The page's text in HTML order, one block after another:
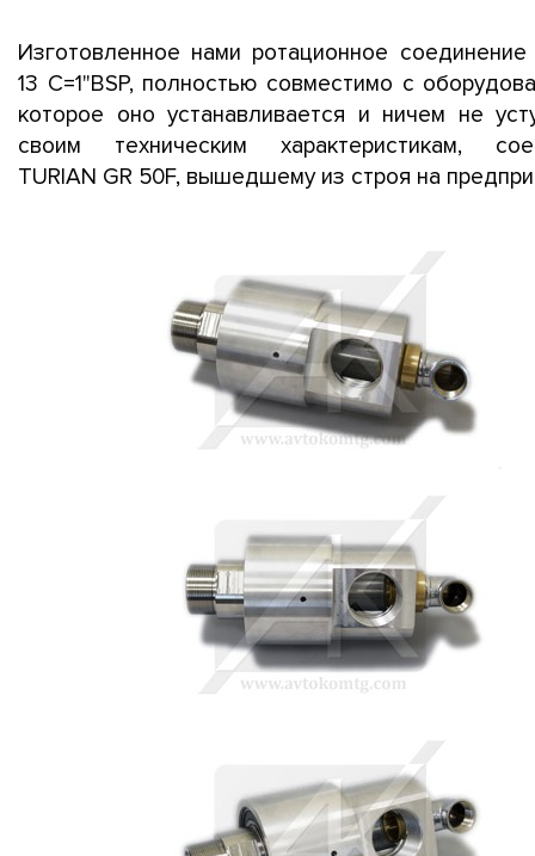
Изготовленное нами ротационное
13 С=1"BSP, полностью совместимо с
которое оно устанавливается и ничем не
своим техническим характеристикам,
TURIAN GR 50F, вышедшему из строя на